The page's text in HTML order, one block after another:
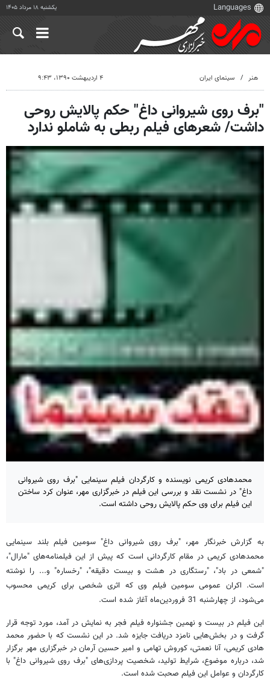
یکشنبه ۱۸ مرداد ۱۴۰۵
هنر سینمای ایران ۴ اردیبهشت ۱۳۹۰، ۹:۴۳
"برف روی شیروانی داغ" حکم پالایش روحی
داشت/ شعرهای فیلم ربطی به شاملو ندارد
محمدهادی کریمی نویسنده و کارگردان فیلم سینمایی "برف روی شیروانی
داغ" در نشست نقد و بررسی این فیلم در خبرگزاری مهر، عنوان کرد ساختن
این فیلم برای وی حکم پالایش روحی داشته است.
به گزارش خبرنگار مهر، "برف روی شیروانی داغ" سومین فیلم بلند سینمایی
محمدهادی کریمی در مقام کارگردانی است که پیش از این فیلمنامه‌های "مارال"،
"شمعی در باد"، "رستگاری در هشت و بیست دقیقه"، "رخساره" و... را نوشته
است. اکران عمومی سومین فیلم وی که اثری شخصی برای کریمی محسوب
می‌شود، از چهارشنبه 31 فروردین‌ماه آغاز شده است.
این فیلم در بیست و نهمین جشنواره فیلم فجر به نمایش در آمد، مورد توجه قرار
گرفت و در بخش‌هایی نامزد دریافت جایزه شد. در این نشست که با حضور محمد
هادی کریمی، آنا نعمتی، کوروش تهامی و امیر حسین آرمان در خبرگزاری مهر برگزار
شد، درباره موضوع، شرایط تولید، شخصیت پردازی‌های "برف روی شیروانی داغ" با
کارگردان و عوامل این فیلم صحبت شده است.